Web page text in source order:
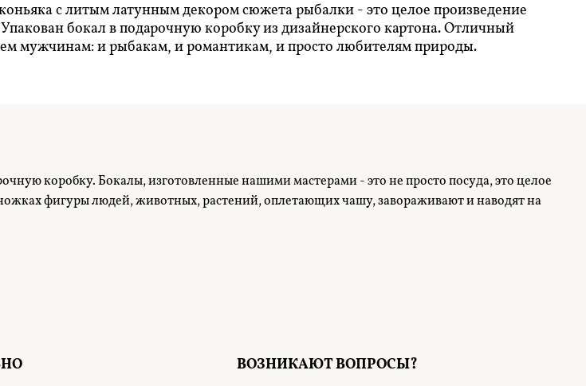
с литым латунным декором сюжета рыбалки - это целое произведение
Упакован бокал в подарочную коробку из дизайнерского картона. Отличный
мужчинам: и рыбакам, и романтикам, и просто любителям природы.
коробку. Бокалы, изготовленные нашими мастерами - это не просто посуда, это целое
фигуры людей, животных, растений, оплетающих чашу, завораживают и наводят на
ВОЗНИКАЮТ ВОПРОСЫ?